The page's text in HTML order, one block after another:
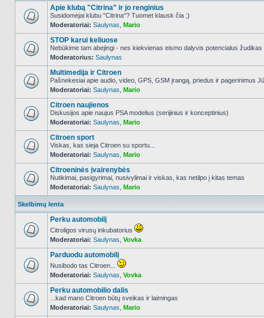
NO_UNREAD_POSTS
Apie klubą "Citrina" ir jo renginius
Susidomėjai klubu "Citrina"? Tuomet klausk čia ;)
Moderatoriai: Saulynas Mario
NO_UNREAD_POSTS
STOP karui keliuose
Nebūkime tam abejingi - nes kiekvienas eismo dalyvis potencialus žudikas
Moderatorius: Saulynas
NO_UNREAD_POSTS
Multimedija ir Citroen
Pašnekesiai apie audio, video, GPS, GSM įrangą, priedus ir pagerinimus
Moderatoriai: Saulynas Mario
NO_UNREAD_POSTS
Citroen naujienos
Diskusijos apie naujus PSA modelius (serijinius ir konceptinius)
Moderatoriai: Saulynas Mario
NO_UNREAD_POSTS
Citroen sport
Viskas, kas sieja Citroen su sportu...
Moderatoriai: Saulynas Mario
NO_UNREAD_POSTS
Citroeninės įvairenybės
Nutikimai, pasigyrimai, nusivylimai ir viskas, kas netilpo į kitas temas
Moderatoriai: Saulynas Mario
Skelbimų lenta
NO_UNREAD_POSTS
Perku automobilį
Citroligos virusų inkubatorius
Moderatoriai: Saulynas Vovka
NO_UNREAD_POSTS
Parduodu automobilį
Nusibodo tas Citroen...
Moderatoriai: Saulynas Vovka
NO_UNREAD_POSTS
Perku automobilio dalis
...kad mano Citroen būtų sveikas ir laimingas
Moderatoriai: Saulynas Mario